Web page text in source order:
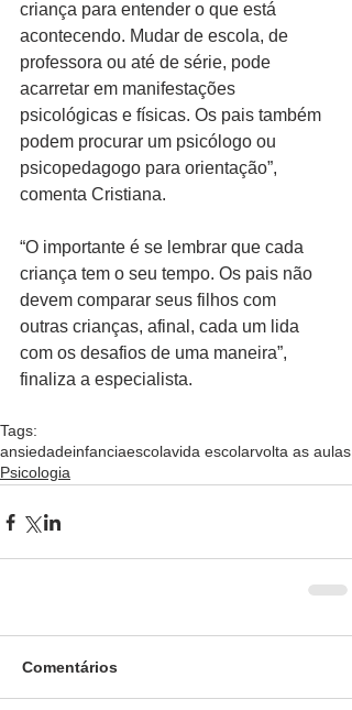
criança para entender o que está
acontecendo. Mudar de escola, de
professora ou até de série, pode
acarretar em manifestações
psicológicas e físicas. Os pais também
podem procurar um psicólogo ou
psicopedagogo para orientação”,
comenta Cristiana.
“O importante é se lembrar que cada
criança tem o seu tempo. Os pais não
devem comparar seus filhos com
outras crianças, afinal, cada um lida
com os desafios de uma maneira”,
finaliza a especialista.
Tags:
ansiedadeinfanciaescolavida escolarvolta as aulas
Psicologia
Comentários